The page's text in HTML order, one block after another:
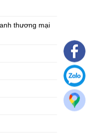
thương mại